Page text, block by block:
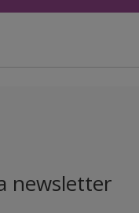
newsletter